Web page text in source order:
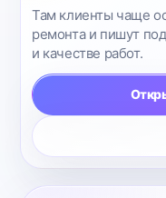
Там клиенты чаще
ремонта и пишут
и качестве работ.